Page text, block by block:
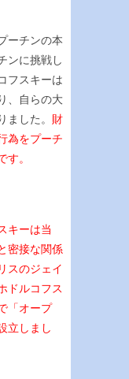
ーチンの本
ンに挑戦し
フスキーは
、自らの大
ました。 財
為をプーチ
す。
キーは当
密接な関係
スのジェイ
ドルコフス
「オープ
立しまし